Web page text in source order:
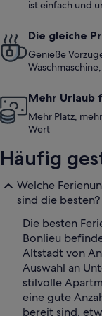
ist einfach und
Die gleiche
Genieße
Mehr Urlaub
Mehr Platz,
Wert
Häufig
Welche
sind die besten?
Die besten
Bonlieu
Altstadt von
Auswahl an
stilvolle
eine gute
bereit sind,